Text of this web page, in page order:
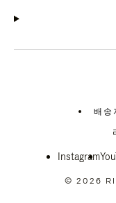
Instagram
© 2026